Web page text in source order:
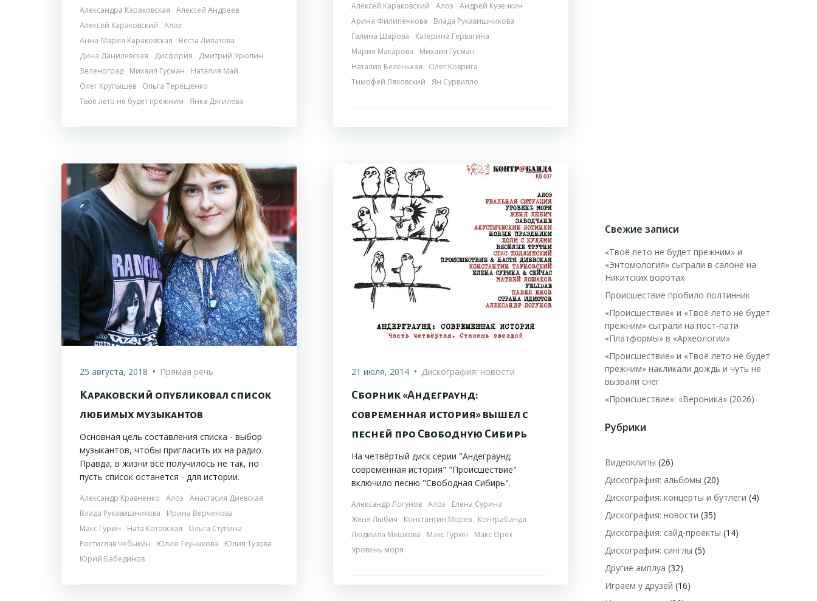
Александра Караковская
Алексей Андреев
Алексей Караковский
Алоэ
Анна-Мария Караковская
Веста Липатова
Дина Данилевская
Дисфория
Дмитрий Урюпин
Зеленоград
Михаил Гусман
Наталия Май
Олег Крупышев
Ольга Терещенко
Твоё лето не будет прежним
Янка Дягилева
Алексей Караковский
Алоэ
Андрей Кузечкин
Арина Филипенкова
Влада Рукавишникова
Галина Шарова
Катерина Гервагина
Мария Макарова
Михаил Гусман
Наталия Беленькая
Олег Коврига
Тимофей Ляховский
Ян Сурвилло
25 августа, 2018 • Прямая речь
Караковский опубликовал список
любимых музыкантов
Основная цель составления списка - выбор
музыкантов, чтобы пригласить их на радио.
Правда, в жизни всё получилось не так, но
пусть список останется - для истории.
Александр Кравненко Алоэ
Анастасия Диевская
Влада Рукавишникова
Ирина Верченова
Макс Гурин
Ната Котовская
Ольга Ступина
Ростислав Чебыкин
Юлия Теуникова
Юлия Тузова
Юрий Бабединов
21 июля, 2014 • Дискография: новости
Сборник «Андеграунд:
современная история» вышел с
песней про Свободную Сибирь
На четвёртый диск серии "Андеграунд:
современная история" "Происшествие"
включило песню "Свободная Сибирь".
Александр Логунов Алоэ
Елена Сурина
Женя Любич
Константин Морев
Контрабанда
Людмила Мешкова
Макс Гурин
Макс Орех
Уровень моря
Свежие записи
«Твоё лето не будет прежним» и
«Энтомология» сыграли в салоне на
Никитских воротах
Происшествие пробило полтинник
«Происшествие» и «Твоё лето не будет
прежним» сыграли на пост-пати
«Платформы» в «Археологии»
«Происшествие» и «Твоё лето не будет
прежним» накликали дождь и чуть не
вызвали снег
«Происшествие»: «Вероника» (2026)
Рубрики
Видеоклипы (26)
Дискография: альбомы (20)
Дискография: концерты и бутлеги (4)
Дискография: новости (35)
Дискография: сайд-проекты (14)
Дискография: синглы (5)
Другие амплуа (32)
Играем у друзей (16)